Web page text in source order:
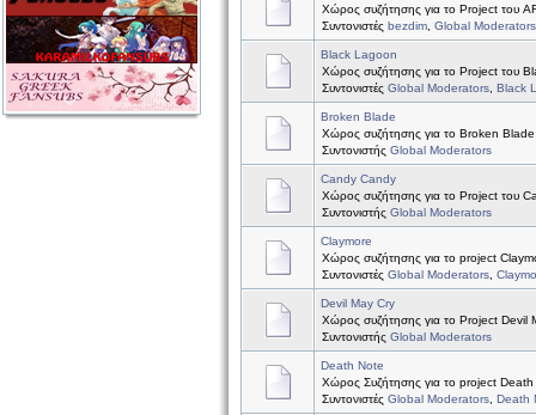
Χώρος συζήτησης για το Project του
Συντονιστές bezdim Global Moderators
Black Lagoon
Χώρος συζήτησης για το Project του
Συντονιστές Global Moderators Black
Broken Blade
Χώρος συζήτησης για το Broken Blade
Συντονιστής Global Moderators
Candy Candy
Χώρος συζήτησης για το Project του
Συντονιστής Global Moderators
Claymore
Χώρος συζήτησης για το project
Συντονιστές Global Moderators
Devil May Cry
Χώρος συζήτησης για το Project Devil
Συντονιστής Global Moderators
Death Note
Χώρος Συζήτησης για το project
Συντονιστές Global Moderators Death